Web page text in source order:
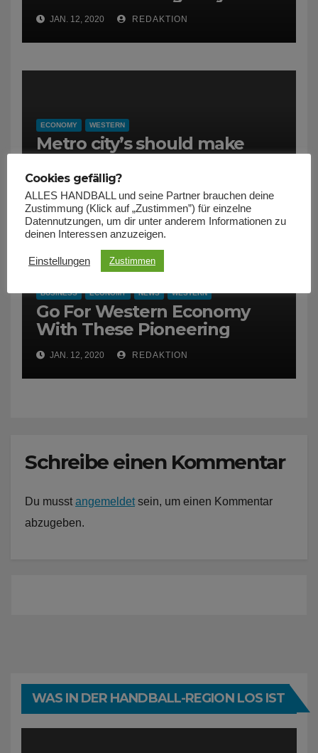
JAN. 12, 2020 REDAKTION
ECONOMY WESTERN
Metro city’s should make
JAN. 12, 2020
BUSINESS ECONOMY NEWS WESTERN
Go For Western Economy
With These Pioneering
JAN. 12, 2020 REDAKTION
Schreibe einen Kommentar
Du musst angemeldetsein, um einen Kommentar
abzugeben.
WAS IN DER HANDBALL-REGION LOS IST
Cookies gefällig?
ALLES HANDBALL und seine Partner brauchen deine
Zustimmung (Klick auf „Zustimmen”) für einzelne
Datennutzungen, um dir unter anderem Informationen zu
deinen Interessen anzuzeigen.
Einstellungen Zustimmen